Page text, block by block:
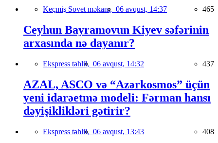
Keçmiş Sovet məkanı, 06 avqust, 14:37 465
Ceyhun Bayramovun Kiyev səfərinin
arxasında nə dayanır?
Ekspress təhlil, 06 avqust, 14:32 437
AZAL, ASCO və “Azərkosmos” üçün
yeni idarəetmə modeli: Fərman hansı
dəyişiklikləri gətirir?
Ekspress təhlil, 06 avqust, 13:43 408